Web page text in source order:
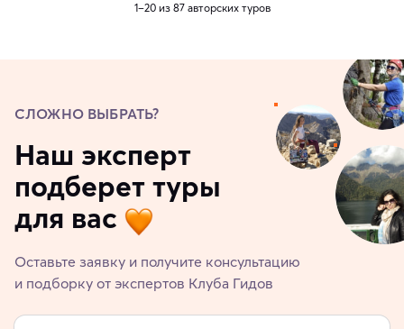
1–20 из 87 авторских туров
СЛОЖНО ВЫБРАТЬ?
Наш эксперт
подберет туры
для вас
Оставьте заявку и получите консультацию
и подборку от экспертов Клуба Гидов